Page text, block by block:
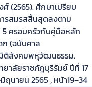
ศึกษาเปรียบ
ารสมรสสิ้นสุดลงตาม
ครอบครัวกับคู่มือหลัก
ก (ฉบับศาล
มิติสังคมพหุวัฒนธรรม.
าลัยราชภัฎบุรีรัมย์ ปีที่ 17
ถุนายน 2565 , หน้า19–34